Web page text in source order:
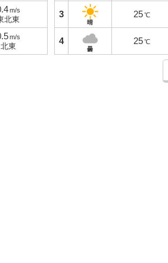
m/s
北東
m/s
北東
3
晴
25℃
4
曇
25℃